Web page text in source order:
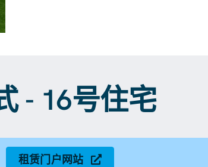
- 16号住宅
租赁门户网站